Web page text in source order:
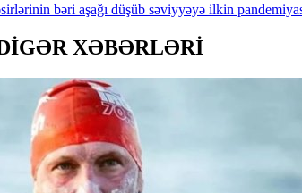
bəri aşağı düşüb səviyyəyə ilkin
XƏBƏRLƏRİ